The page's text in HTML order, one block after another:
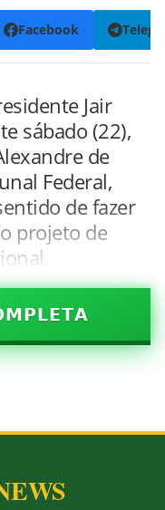
Facebook
Jair
sábado (22),
de
Federal,
de fazer
projeto de